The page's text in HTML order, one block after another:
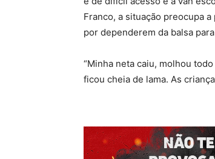
Franco, a situação preocupa
por dependerem da balsa
“Minha neta caiu, molhou
ficou cheia de lama. As